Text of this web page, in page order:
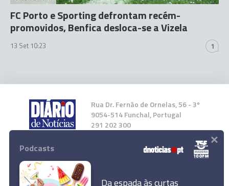
FC Porto e Sporting defrontam recém-
promovidos, Benfica desloca-se a Vizela
13 Set 10:23 1
Rua Dr. Fernão de Ornelas, 56 - 3º
9054-514 Funchal, Portugal
291 202 300
Instale a nossa App
Podcasts
Da espada às curtas
×